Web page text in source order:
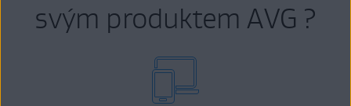
svým produktem AVG ?